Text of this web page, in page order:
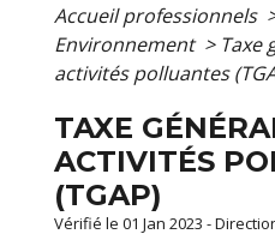
Accueil professionnels
Environnement > Taxe
activités polluantes
TAXE
ACTIVITÉS
(TGAP)
Vérifié le 01 Jan 2023 -